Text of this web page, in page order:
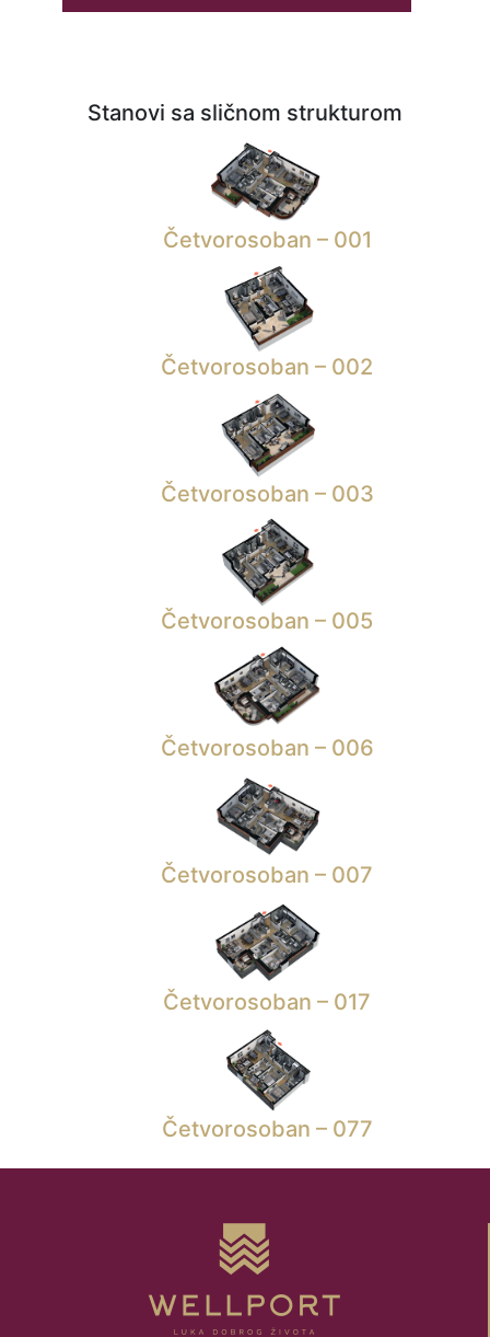
Stanovi sa sličnom strukturom
Četvorosoban – 001
Četvorosoban – 002
Četvorosoban – 003
Četvorosoban – 005
Četvorosoban – 006
Četvorosoban – 007
Četvorosoban – 017
Četvorosoban – 077